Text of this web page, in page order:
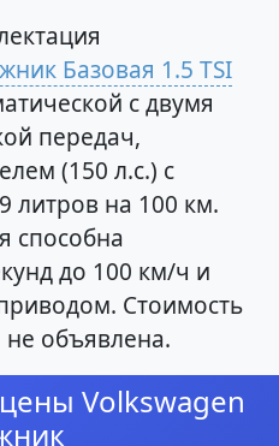
Базовая 1.5 TSI
с двумя
передач,
(150 л.с.) с
литров на 100 км.
способна
до 100 км/ч и
Стоимость
объявлена.
Volkswagen